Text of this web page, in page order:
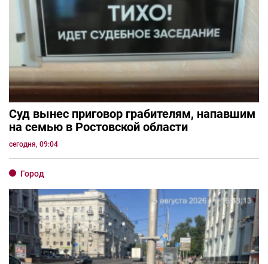
Суд вынес приговор грабителям, напавшим
на семью в Ростовской области
сегодня, 09:04
Город